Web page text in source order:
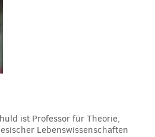
ist Professor für Theorie,
Lebenswissenschaften